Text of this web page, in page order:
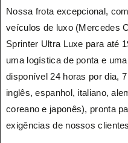
Nossa frota excepcional,
veículos de luxo (Mercedes
Sprinter Ultra Luxe para até
uma logística de ponta e
disponível 24 horas por dia,
inglês, espanhol, italiano,
coreano e japonês), pronta
exigências de nossos